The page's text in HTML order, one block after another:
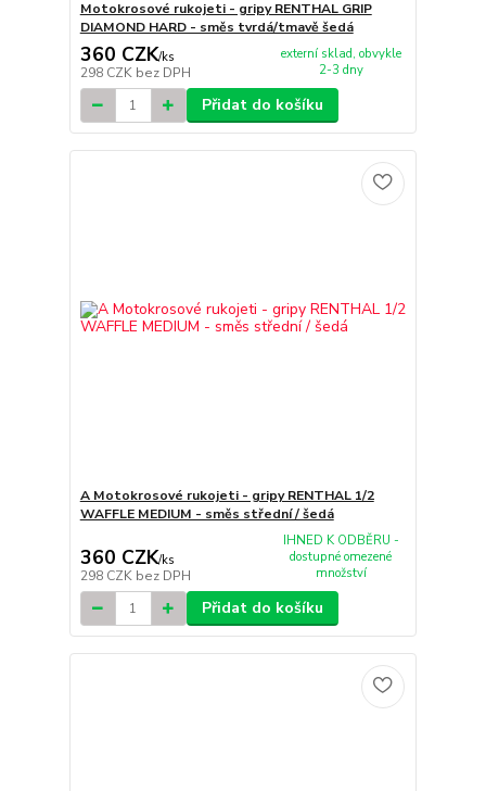
Motokrosové rukojeti - gripy RENTHAL GRIP
DIAMOND HARD - směs tvrdá/tmavě šedá
360 CZK/ks
298 CZK bez DPH
externí sklad, obvykle
2-3 dny
Přidat do košíku
A Motokrosové rukojeti - gripy RENTHAL 1/2
WAFFLE MEDIUM - směs střední / šedá
360 CZK/ks
298 CZK bez DPH
IHNED K ODBĚRU -
dostupné omezené
množství
Přidat do košíku